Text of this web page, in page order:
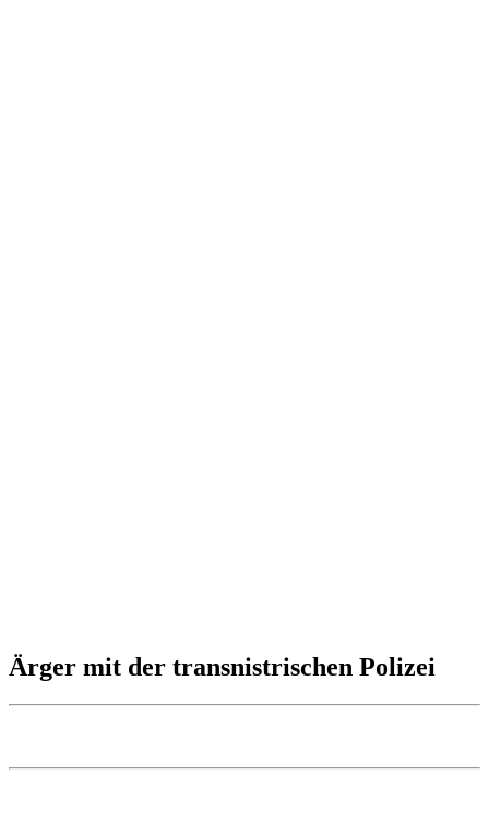
Ärger mit der transnistrischen Polizei